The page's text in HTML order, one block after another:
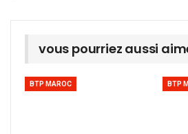
vous pourriez aussi
BTP MAROC BTP